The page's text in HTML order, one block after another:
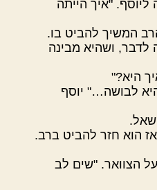
"איך הייתה
המשיך להביט בו.
ושהיא מבינה
היא?"
לבושה…" יוסף
שאל.
הוא חזר להביט ברב.
הצוואר. "שים לב